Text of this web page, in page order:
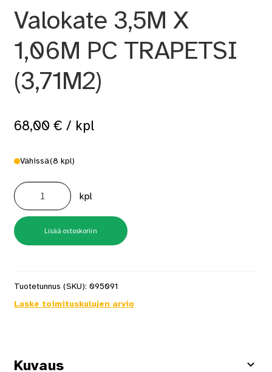
Valokate 3,5M X
1,06M PC TRAPETSI
(3,71M2)
68,00 € / kpl
Vähissä(8 kpl)
Valokate
3,5M
X
1,06M
PC
TRAPETSI
(3,71M2)
määrä
kpl
Lisää ostoskoriin
Tuotetunnus (SKU): 095091
Laske toimituskulujen arvio
Kuvaus